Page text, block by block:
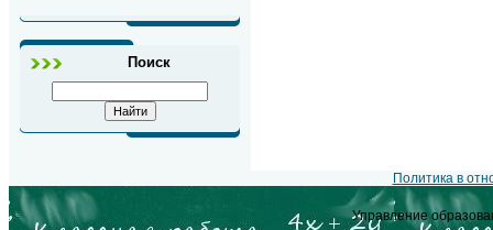
Поиск
Политика в
Управление